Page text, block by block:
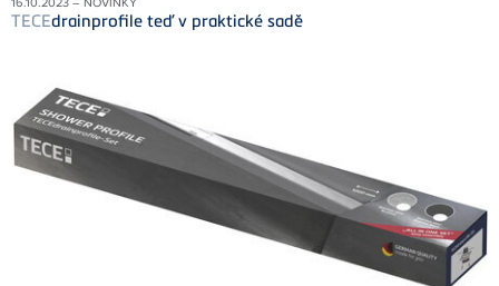
TECEdrainprofile teď v praktické sadě